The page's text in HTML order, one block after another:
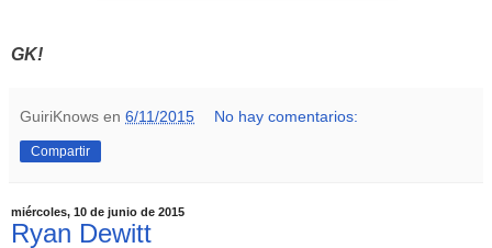
GK!
GuiriKnows en 6/11/2015 No hay comentarios:
Compartir
miércoles, 10 de junio de 2015
Ryan Dewitt